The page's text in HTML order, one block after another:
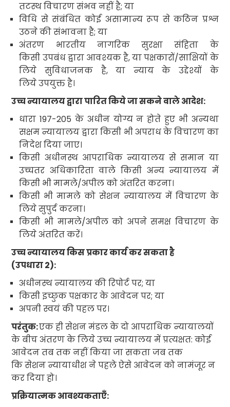
तटस्थ विचारण संभव नहीं है;या
विधि से संबंधित कोई असामान्य रूप से कठिन प्रश्न
उठने की संभावना है;या
अंतरण
भारतीय नागरिक सुरक्षा संहिता के
किसी उपबंध द्वारा आवश्यक है,या पक्षकारों/साक्षियों के
लिये सुविधाजनक है,या न्याय के उद्देश्यों के
लिये उपयुक्त है।
उच्च न्यायालय द्वारा पारित किये जा सकने वाले आदेश:
धारा197-205के अधीन योग्य न होते हुए भी अन्यथा
सक्षम न्यायालय द्वारा किसी भी अपराध के विचारण का
निदेश दिया जाए।
किसी अधीनस्थ आपराधिक न्यायालय से समान या
उच्चतर अधिकारिता वाले किसी अन्य न्यायालय में
किसी भी मामले/अपील को अंतरित करना।
किसी भी मामले को सेशन न्यायालय में विचारण के
लियेसुपुर्द करना।
किसी भी मामले/अपील को अपने समक्ष विचारण के
लियेअंतरित करें।
उच्च न्यायालय किस प्रकार कार्य कर सकता है
(उपधारा2):
अधीनस्थ न्यायालय की रिपोर्ट पर;या
किसी इच्छुक पक्षकार के आवेदन पर;या
अपनी स्वयं की पहल पर।
परंतुक:एक ही सेशन मंडल के दो आपराधिक न्यायालयों
के बीच अंतरण के लिये उच्च न्यायालय में प्रत्यक्षत: कोई
आवेदन तब तक नहीं किया जा सकता जब तक
कि सेशन न्यायाधीश ने पहले ऐसे आवेदन को नामंजूर न
कर दिया हो।
प्रक्रियात्मक आवश्यकताएँ: